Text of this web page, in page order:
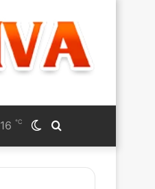
for
Switch
skin
16 ℃